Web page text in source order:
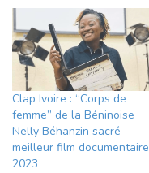
Clap Ivoire : “Corps de
femme” de la Béninoise
Nelly Béhanzin sacré
meilleur film documentaire
2023